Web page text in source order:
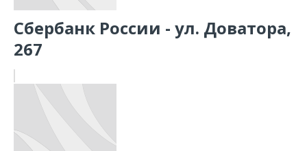
Сбербанк России - ул. Доватора,
267